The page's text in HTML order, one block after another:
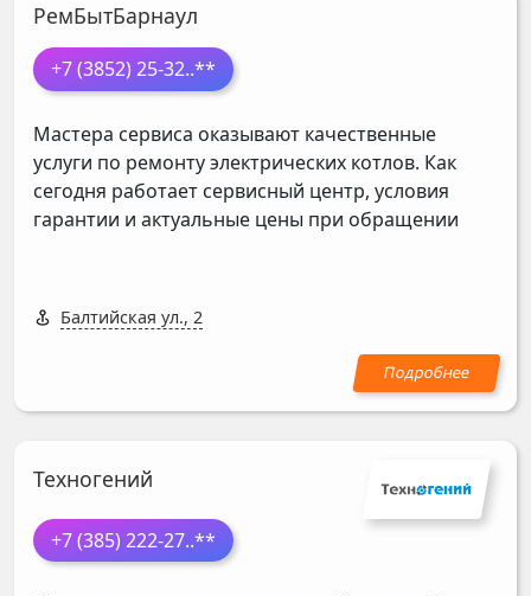
РемБытБарнаул
+7 (3852) 25-32..**
Мастера сервиса оказывают качественные
услуги по ремонту электрических котлов. Как
сегодня работает сервисный центр, условия
гарантии и актуальные цены при обращении
Балтийская ул., 2
Техногений
+7 (385) 222-27..**